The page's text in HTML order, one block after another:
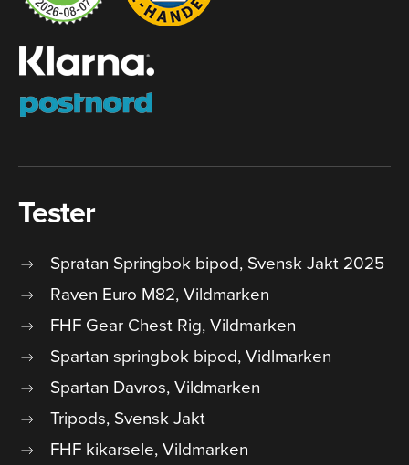
Tester
Spratan Springbok bipod, Svensk Jakt 2025
Raven Euro M82, Vildmarken
FHF Gear Chest Rig, Vildmarken
Spartan springbok bipod, Vidlmarken
Spartan Davros, Vildmarken
Tripods, Svensk Jakt
FHF kikarsele, Vildmarken